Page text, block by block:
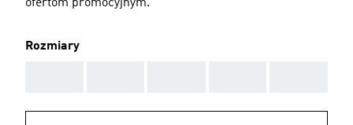
ofertom promocyjnym.
Rozmiary